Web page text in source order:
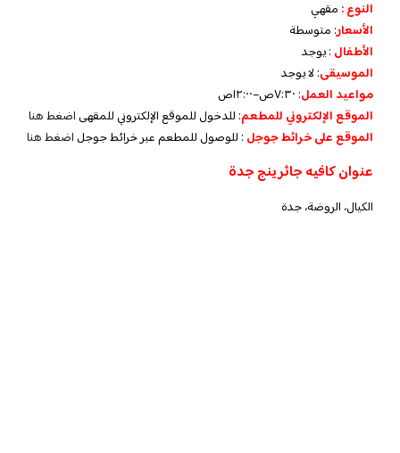
النوع : مقهي
الأسعار: متوسطة
الأطفال :يوجد
الموسيقى: لا يوجد
مواعيد العمل:
الموقع الإلكتروني للمطعم: للدخول للموقع الإلكتروني للمقهىاضغط هنا
الموقع على خرائط جوجل : للوصول للمطعم عبر خرائط جوجل اضغط هنا
عنوان كافيه جاثرينج جدة
الكيال، الروضة، جدة